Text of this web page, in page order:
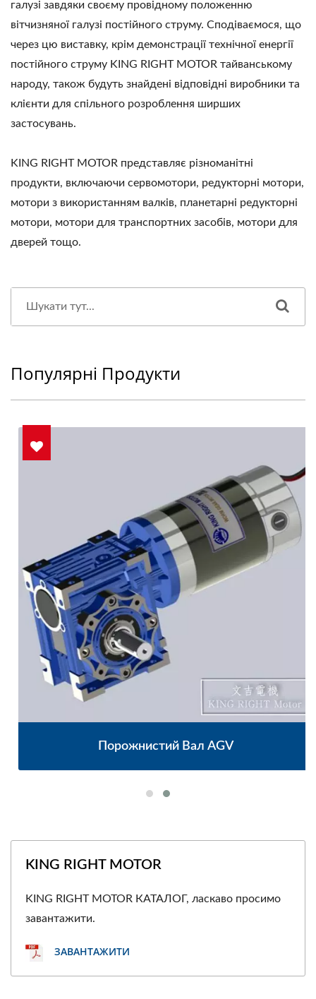
галузі завдяки своєму провідному положенню
вітчизняної галузі постійного струму. Сподіваємося, що
через цю виставку, крім демонстрації технічної енергії
постійного струму KING RIGHT MOTOR тайванському
народу, також будуть знайдені відповідні виробники та
клієнти для спільного розроблення ширших
застосувань.
KING RIGHT MOTOR представляє різноманітні
продукти, включаючи сервомотори, редукторні мотори,
мотори з використанням валків, планетарні редукторні
мотори, мотори для транспортних засобів, мотори для
дверей тощо.
Популярні Продукти
Порожнистий Вал AGV
KING RIGHT MOTOR
KING RIGHT MOTOR КАТАЛОГ, ласкаво просимо
завантажити.
ЗАВАНТАЖИТИ